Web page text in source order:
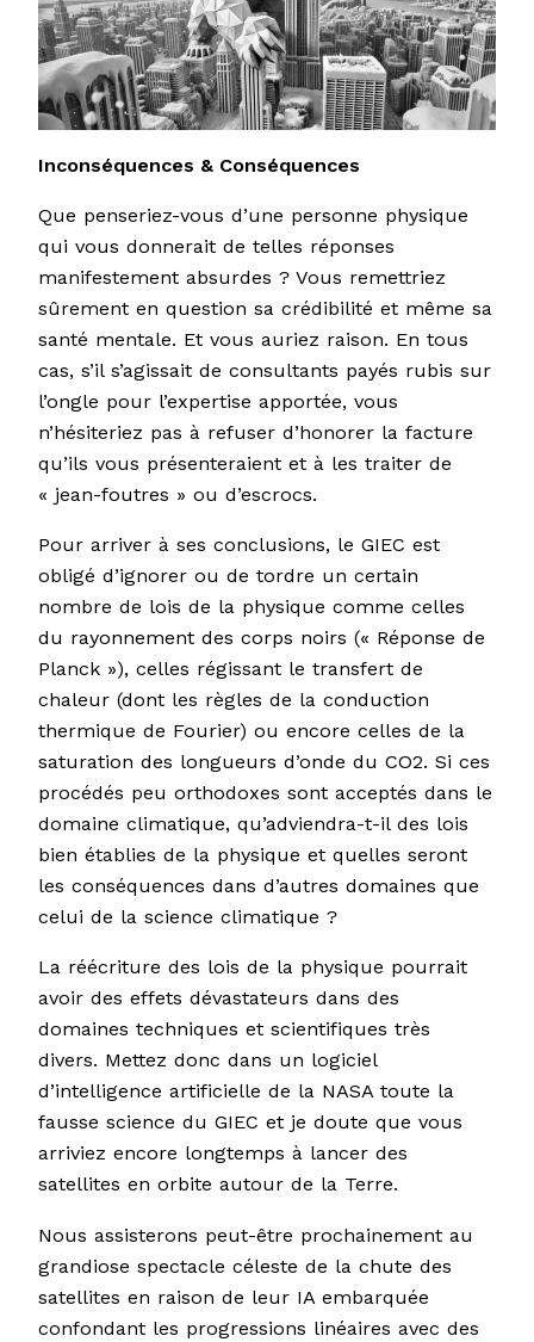
Inconséquences & Conséquences
Que penseriez-vous d’une personne physique
qui vous donnerait de telles réponses
manifestement absurdes ? Vous remettriez
sûrement en question sa crédibilité et même sa
santé mentale. Et vous auriez raison. En tous
cas, s’il s’agissait de consultants payés rubis sur
l’ongle pour l’expertise apportée, vous
n’hésiteriez pas à refuser d’honorer la facture
qu’ils vous présenteraient et à les traiter de
« jean-foutres » ou d’escrocs.
Pour arriver à ses conclusions, le GIEC est
obligé d’ignorer ou de tordre un certain
nombre de lois de la physique comme celles
du rayonnement des corps noirs (« Réponse de
Planck »), celles régissant le transfert de
chaleur (dont les règles de la conduction
thermique de Fourier) ou encore celles de la
saturation des longueurs d’onde du CO2. Si ces
procédés peu orthodoxes sont acceptés dans le
domaine climatique, qu’adviendra-t-il des lois
bien établies de la physique et quelles seront
les conséquences dans d’autres domaines que
celui de la science climatique ?
La réécriture des lois de la physique pourrait
avoir des effets dévastateurs dans des
domaines techniques et scientifiques très
divers. Mettez donc dans un logiciel
d’intelligence artificielle de la NASA toute la
fausse science du GIEC et je doute que vous
arriviez encore longtemps à lancer des
satellites en orbite autour de la Terre.
Nous assisterons peut-être prochainement au
grandiose spectacle céleste de la chute des
satellites en raison de leur IA embarquée
confondant les progressions linéaires avec des